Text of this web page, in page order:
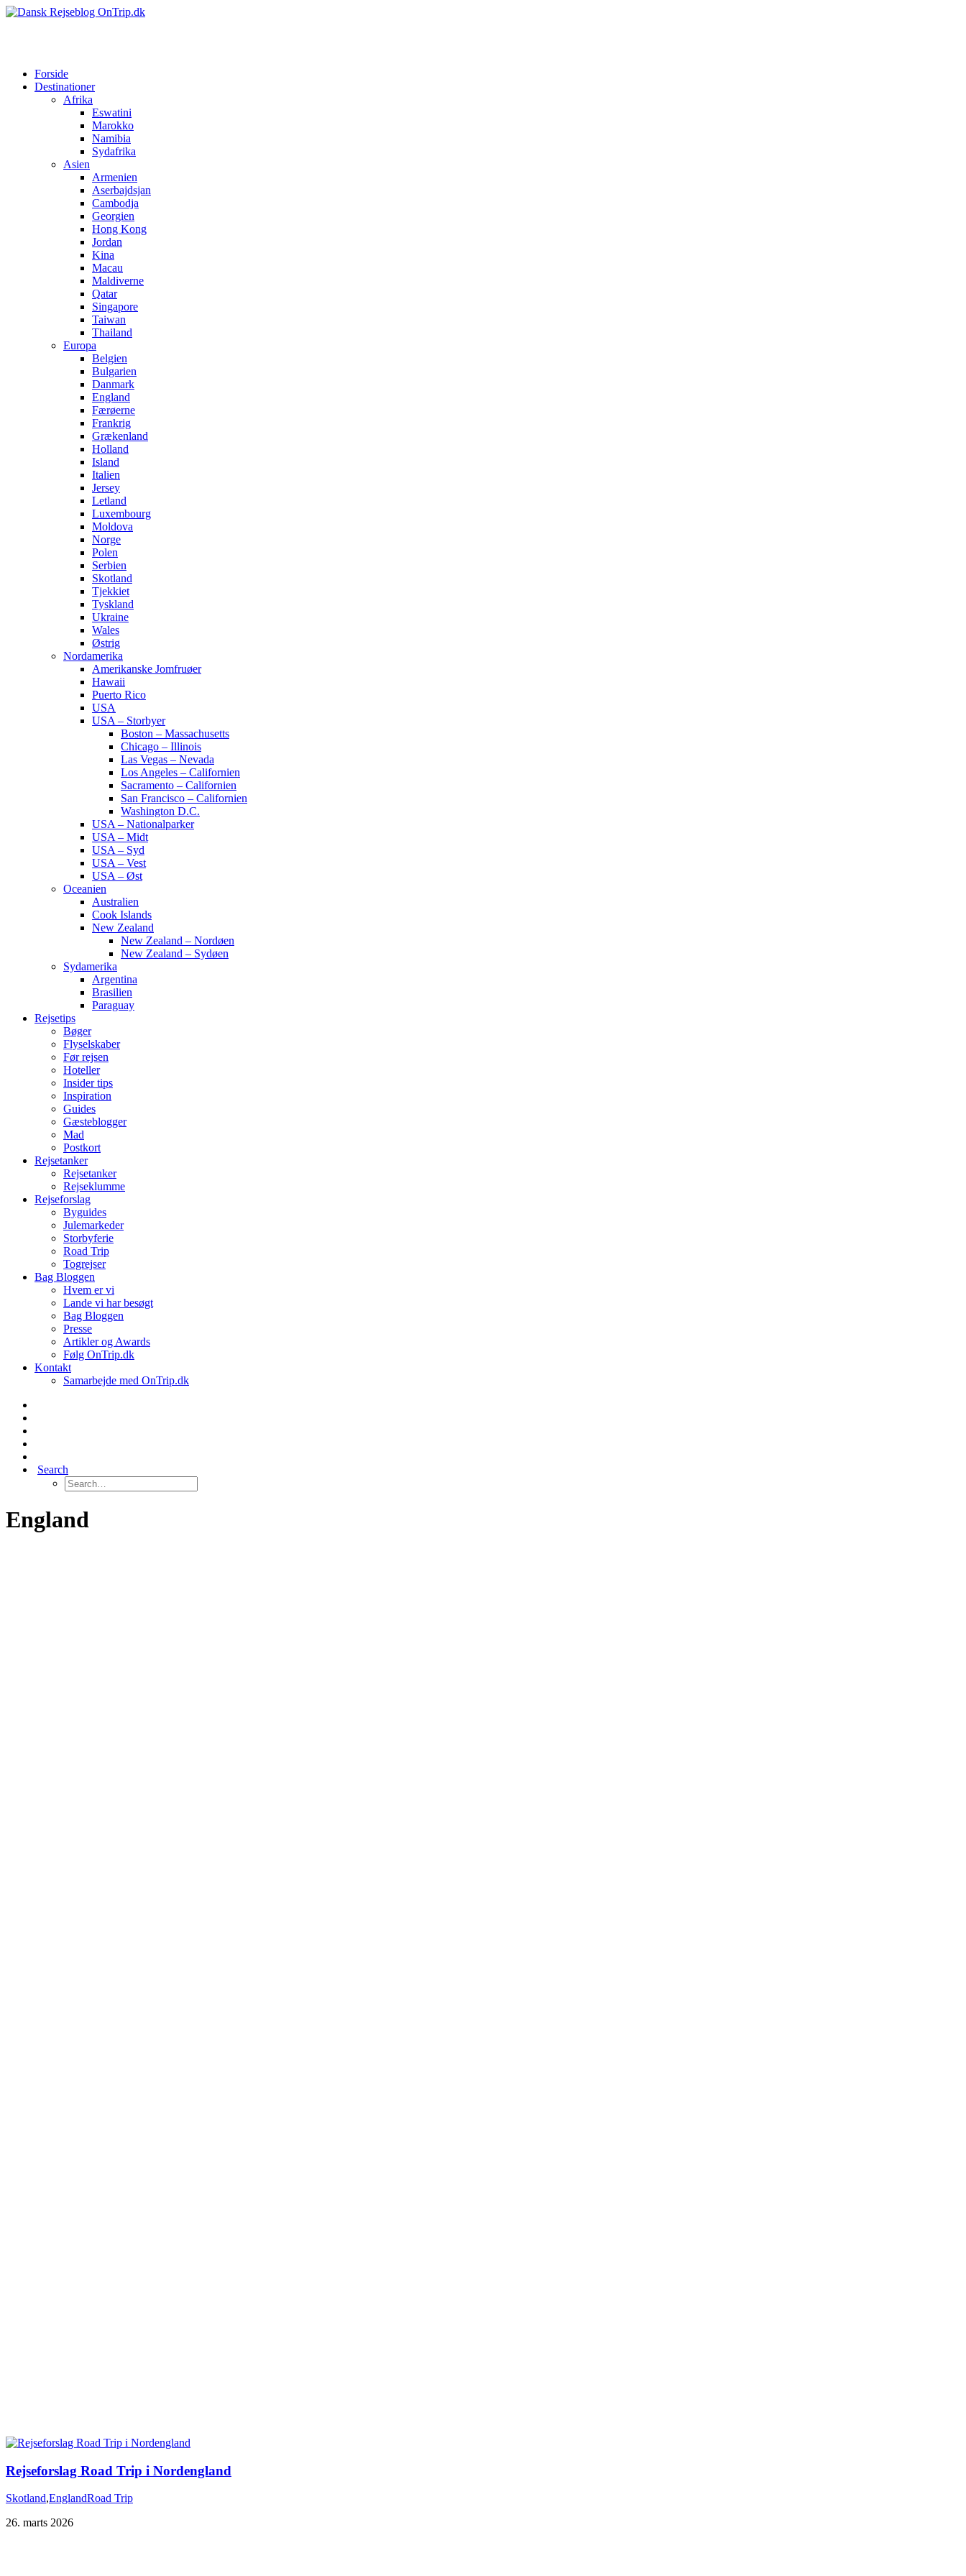
Forside
Destinationer
Afrika
Eswatini
Marokko
Namibia
Sydafrika
Asien
Armenien
Aserbajdsjan
Cambodja
Georgien
Hong Kong
Jordan
Kina
Macau
Maldiverne
Qatar
Singapore
Taiwan
Thailand
Europa
Belgien
Bulgarien
Danmark
England
Færøerne
Frankrig
Grækenland
Holland
Island
Italien
Jersey
Letland
Luxembourg
Moldova
Norge
Polen
Serbien
Skotland
Tjekkiet
Tyskland
Ukraine
Wales
Østrig
Nordamerika
Amerikanske Jomfruøer
Hawaii
Puerto Rico
USA
USA – Storbyer
Boston – Massachusetts
Chicago – Illinois
Las Vegas – Nevada
Los Angeles – Californien
Sacramento – Californien
San Francisco – Californien
Washington D.C.
USA – Nationalparker
USA – Midt
USA – Syd
USA – Vest
USA – Øst
Oceanien
Australien
Cook Islands
New Zealand
New Zealand – Nordøen
New Zealand – Sydøen
Sydamerika
Argentina
Brasilien
Paraguay
Rejsetips
Bøger
Flyselskaber
Før rejsen
Hoteller
Insider tips
Inspiration
Guides
Gæsteblogger
Mad
Postkort
Rejsetanker
Rejsetanker
Rejseklumme
Rejseforslag
Byguides
Julemarkeder
Storbyferie
Road Trip
Togrejser
Bag Bloggen
Hvem er vi
Lande vi har besøgt
Bag Bloggen
Presse
Artikler og Awards
Følg OnTrip.dk
Kontakt
Samarbejde med OnTrip.dk
Search
England
Rejseforslag Road Trip i Nordengland
Skotland,EnglandRoad Trip
26. marts 2026